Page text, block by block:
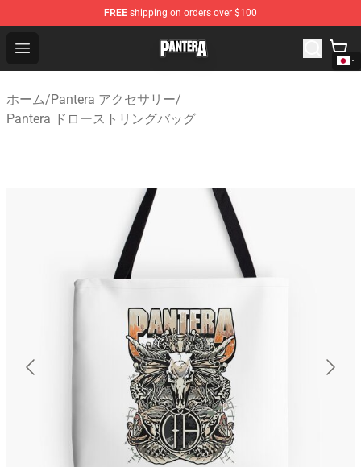
FREE shipping on orders over $100
Open menu
Pantera Store - Official Pantera Merchandise Shop
ホーム/Pantera アクセサリー/
Pantera ドローストリングバッグ